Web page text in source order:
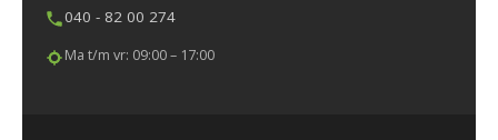
040 - 82 00 274
Ma t/m vr: 09:00 – 17:00